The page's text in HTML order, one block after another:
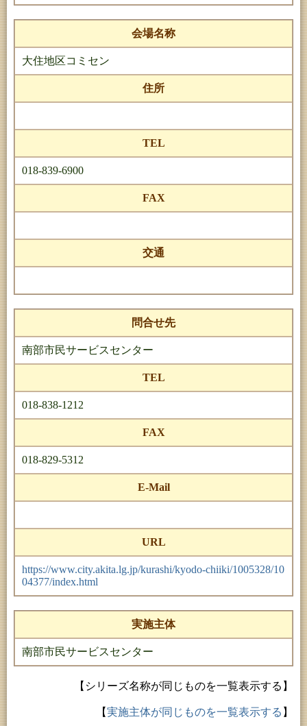
会場名称
大住地区コミセン
住所
TEL
018-839-6900
FAX
交通
問合せ先
南部市民サービスセンター
TEL
018-838-1212
FAX
018-829-5312
E-Mail
URL
https://www.city.akita.lg.jp/kurashi/kyodo-chiiki/1005328/10
04377/index.html
実施主体
南部市民サービスセンター
【シリーズ名称が同じものを一覧表示する】
【実施主体が同じものを一覧表示する 】